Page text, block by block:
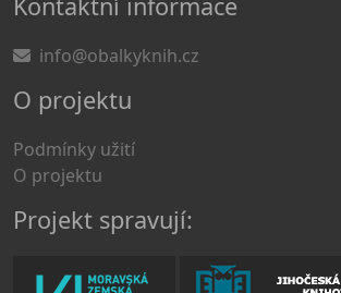
info@obalkyknih.cz
O projektu
Podmínky užití
O projektu
Projekt spravují: